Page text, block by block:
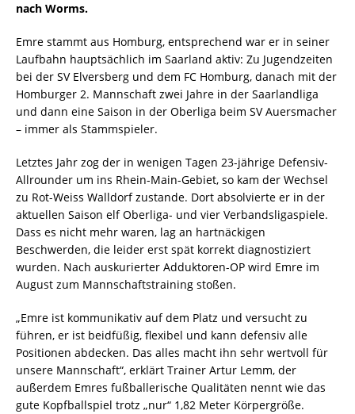
nach Worms.
Emre stammt aus Homburg, entsprechend war er in seiner
Laufbahn hauptsächlich im Saarland aktiv: Zu Jugendzeiten
bei der SV Elversberg und dem FC Homburg, danach mit der
Homburger 2. Mannschaft zwei Jahre in der Saarlandliga
und dann eine Saison in der Oberliga beim SV Auersmacher
– immer als Stammspieler.
Letztes Jahr zog der in wenigen Tagen 23-jährige Defensiv-
Allrounder um ins Rhein-Main-Gebiet, so kam der Wechsel
zu Rot-Weiss Walldorf zustande. Dort absolvierte er in der
aktuellen Saison elf Oberliga- und vier Verbandsligaspiele.
Dass es nicht mehr waren, lag an hartnäckigen
Beschwerden, die leider erst spät korrekt diagnostiziert
wurden. Nach auskurierter Adduktoren-OP wird Emre im
August zum Mannschaftstraining stoßen.
„Emre ist kommunikativ auf dem Platz und versucht zu
führen, er ist beidfüßig, flexibel und kann defensiv alle
Positionen abdecken. Das alles macht ihn sehr wertvoll für
unsere Mannschaft“, erklärt Trainer Artur Lemm, der
außerdem Emres fußballerische Qualitäten nennt wie das
gute Kopfballspiel trotz „nur“ 1,82 Meter Körpergröße.